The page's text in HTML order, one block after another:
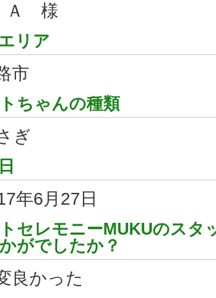
Ａ 様
リア
市
ちゃんの種類
ぎ
年6月27日
セレモニーMUKUのスタ
がでしたか？
良かった